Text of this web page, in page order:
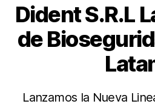
Dident S.R.L
de
Lanzamos la Nueva